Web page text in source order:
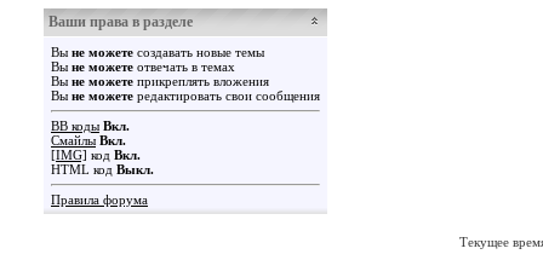
Ваши права в разделе
Вы не можете создавать новые темы
Вы не можете отвечать в темах
Вы не можете прикреплять вложения
Вы не можете редактировать свои сообщения
BB коды Вкл.
Смайлы Вкл.
[IMG] код Вкл.
HTML код Выкл.
Правила форума
Текущее